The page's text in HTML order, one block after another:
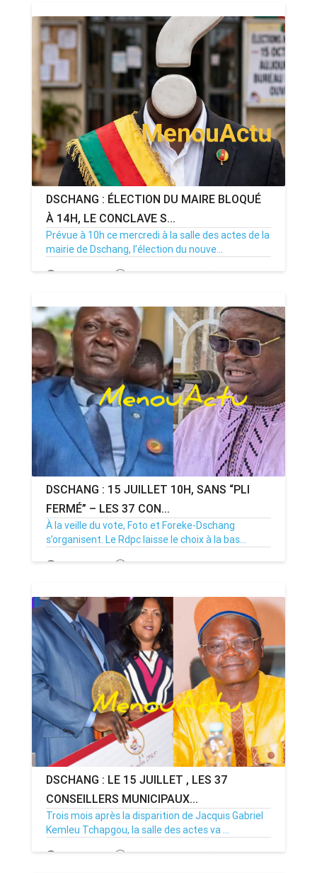
DSCHANG : ÉLECTION DU MAIRE BLOQUÉ
À 14H, LE CONCLAVE S...
Prévue à 10h ce mercredi à la salle des actes de la
mairie de Dschang, l’élection du nouve...
15/07/26 Par MenouActu 0
DSCHANG : 15 JUILLET 10H, SANS “PLI
FERMÉ” – LES 37 CON...
À la veille du vote, Foto et Foreke-Dschang
s’organisent. Le Rdpc laisse le choix à la bas...
14/07/26 Par MenouActu 0
DSCHANG : LE 15 JUILLET , LES 37
CONSEILLERS MUNICIPAUX...
Trois mois après la disparition de Jacquis Gabriel
Kemleu Tchapgou, la salle des actes va ...
13/07/26 Par MenouActu 0